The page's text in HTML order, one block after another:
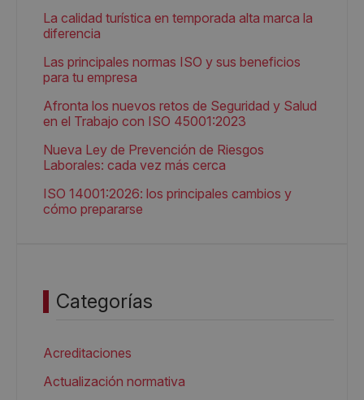
La calidad turística en temporada alta marca la
diferencia
Las principales normas ISO y sus beneficios
para tu empresa
Afronta los nuevos retos de Seguridad y Salud
en el Trabajo con ISO 45001:2023
Nueva Ley de Prevención de Riesgos
Laborales: cada vez más cerca
ISO 14001:2026: los principales cambios y
cómo prepararse
Categorías
Acreditaciones
Actualización normativa